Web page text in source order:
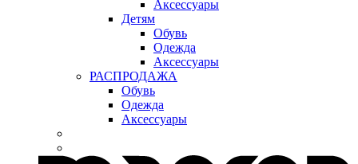
Аксессуары
Детям
Обувь
Одежда
Аксессуары
РАСПРОДАЖА
Обувь
Одежда
Аксессуары